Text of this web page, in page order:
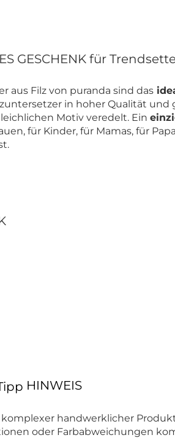
GESCHENK für
aus Filz von puranda sind das
in hoher Qualität
Motiv veredelt. Ein
für Kinder, für Mamas, für
HINWEIS
handwerklicher
oder Farbabweichungen